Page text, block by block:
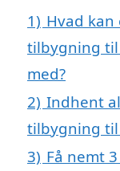
1) Hvad kan
tilbygning
med?
2) Indhent
tilbygning
3) Få nemt